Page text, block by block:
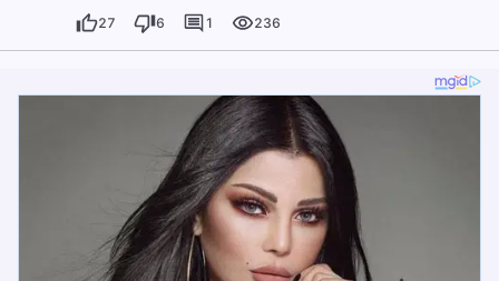
27 6 1 236